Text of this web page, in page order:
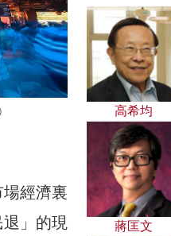
經濟裏
」的現
高希均
蔣匡文